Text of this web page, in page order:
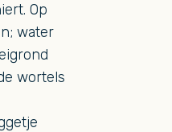
Op
water
wortels